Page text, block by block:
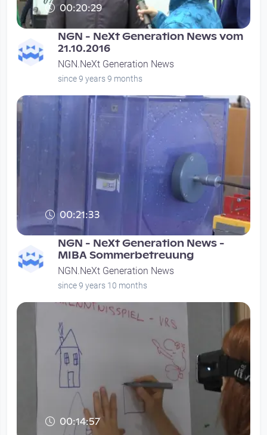
00:20:29
NGN - NeXt Generation News vom
21.10.2016
NGN.NeXt Generation News
since 9 years 9 months
00:21:33
NGN - NeXt Generation News -
MIBA Sommerbetreuung
NGN.NeXt Generation News
since 9 years 10 months
00:14:57